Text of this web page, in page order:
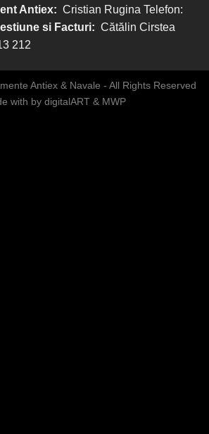
Antiex: Cristian Rugina Telefon:
si Facturi: Cătălin Cirstea
212
Antiex & Navale - All Rights Reserved
with by digitalART & MWP